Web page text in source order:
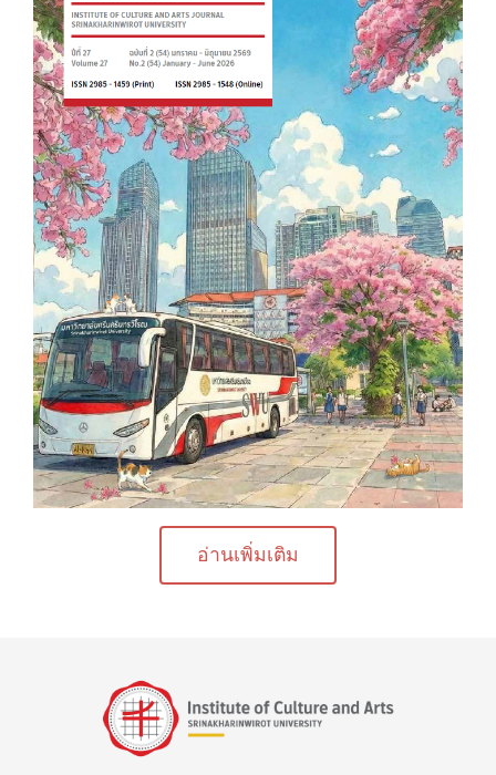
อ่านเพิ่มเติม